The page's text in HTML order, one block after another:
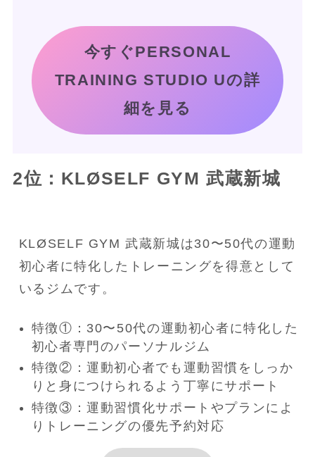
今すぐPERSONAL
TRAINING STUDIO Uの詳
細を見る
2位：KLØSELF GYM 武蔵新城
KLØSELF GYM 武蔵新城は30〜50代の運動
初心者に特化したトレーニングを得意として
いるジムです。
特徴①：30〜50代の運動初心者に特化した
初心者専門のパーソナルジム
特徴②：運動初心者でも運動習慣をしっか
りと身につけられるよう丁寧にサポート
特徴③：運動習慣化サポートやプランによ
りトレーニングの優先予約対応